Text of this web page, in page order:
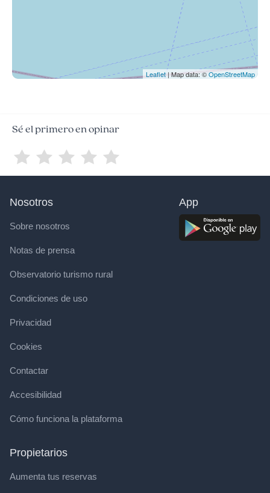
Leaflet| Map data: ©OpenStreetMap
Sé el primero en opinar
Nosotros
Sobre nosotros
Notas de prensa
Observatorio turismo rural
Condiciones de uso
Privacidad
Cookies
Contactar
Accesibilidad
Cómo funciona la plataforma
Propietarios
Aumenta tus reservas
App